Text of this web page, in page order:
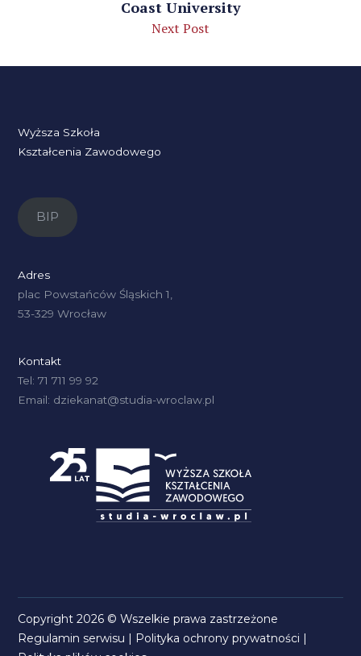
Coast University
Next Post
Wyższa Szkoła
Kształcenia Zawodowego
BIP
Adres
plac Powstańców Śląskich 1,
53-329 Wrocław
Kontakt
Tel: 71 711 99 92
Email: dziekanat@studia-wroclaw.pl
Copyright 2026 © Wszelkie prawa zastrzeżone
Regulamin serwisu | Polityka ochrony prywatności |